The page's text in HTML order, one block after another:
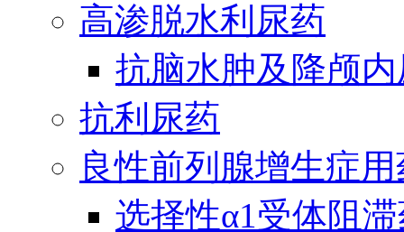
高渗脱水利尿药
抗脑水肿及降颅
抗利尿药
良性前列腺增生症
选择性α1受体阻